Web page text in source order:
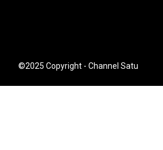
©2025 Copyright - Channel Satu